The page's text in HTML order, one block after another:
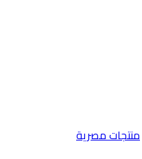
منتجات مصرية